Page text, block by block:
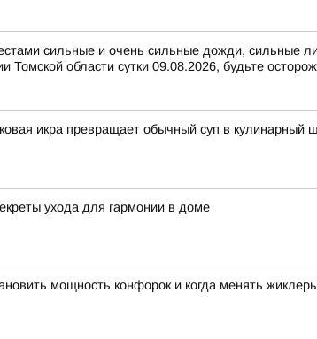
сильные и очень сильные дожди, сильные
Томской области сутки 09.08.2026, будьте
икра превращает обычный суп в кулинарный
ухода для гармонии в доме
мощность конфорок и когда менять